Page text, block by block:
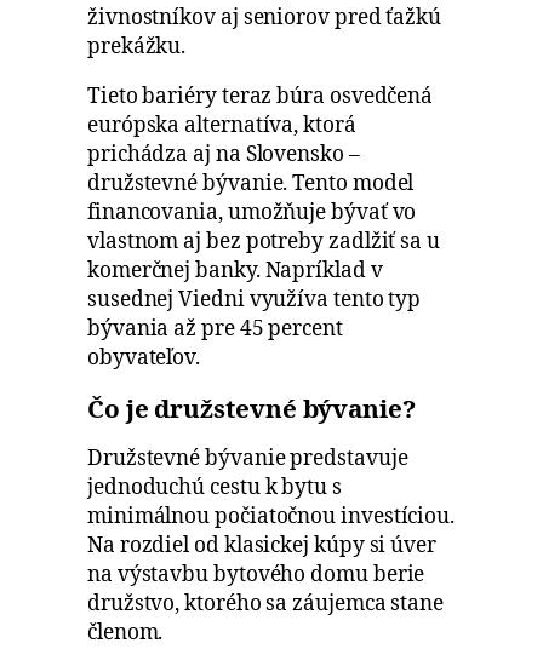
živnostníkov aj seniorov pred ťažkú
prekážku.
Tieto bariéry teraz búra osvedčená
európska alternatíva, ktorá
prichádza aj na Slovensko –
družstevné bývanie. Tento model
financovania, umožňuje bývať vo
vlastnom aj bez potreby zadlžiť sa u
komerčnej banky. Napríklad v
susednej Viedni využíva tento typ
bývania až pre 45 percent
obyvateľov.
Čo je družstevné bývanie?
Družstevné bývanie predstavuje
jednoduchú cestu k bytu s
minimálnou počiatočnou investíciou.
Na rozdiel od klasickej kúpy si úver
na výstavbu bytového domu berie
družstvo, ktorého sa záujemca stane
členom.